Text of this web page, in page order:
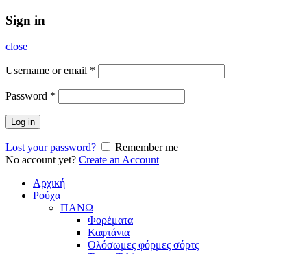
Sign in
close
Username or email *
Password *
Log in
Lost your password?
Remember me
No account yet? Create an Account
Αρχική
Ρούχα
ΠΑΝΩ
Φορέματα
Καφτάνια
Ολόσωμες φόρμες σόρτς